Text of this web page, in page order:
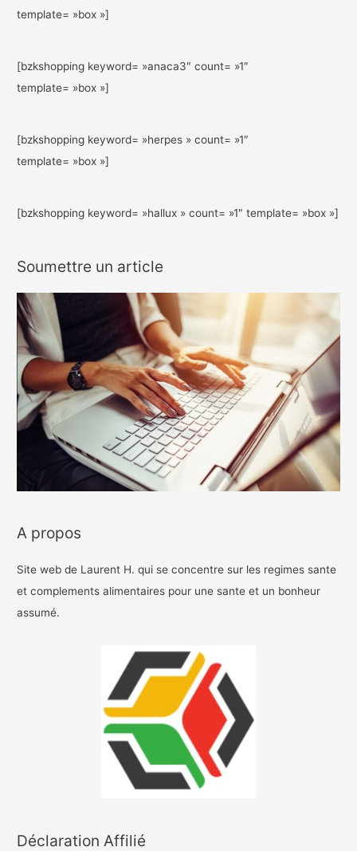
template= »box »]
[bzkshopping keyword= »anaca3″ count= »1″
template= »box »]
[bzkshopping keyword= »herpes » count= »1″
template= »box »]
[bzkshopping keyword= »hallux » count= »1″ template= »box »]
Soumettre un article
A propos
Site web de Laurent H. qui se concentre sur les regimes sante
et complements alimentaires pour une sante et un bonheur
assumé.
Déclaration Affilié